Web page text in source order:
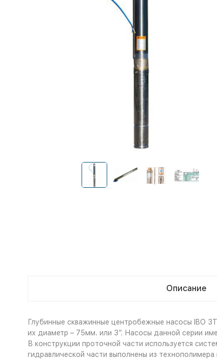
Описание
Глубинные скважинные центробежные насосы IBO
их диаметр – 75мм. или 3”. Насосы данной серии
В конструкции проточной части используется
гидравлической части выполнены из